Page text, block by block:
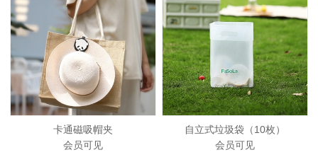
卡通磁吸帽夹
会员可见
自立式垃圾袋（10枚）
会员可见